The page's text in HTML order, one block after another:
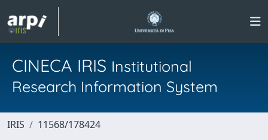
CINECA IRIS Institutional
Research Information System
IRIS 11568/178424